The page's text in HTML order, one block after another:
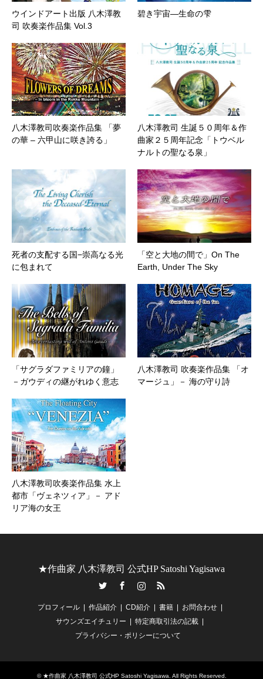
ウインドアート出版 八木澤教
司 吹奏楽作品集 Vol.3
碧き宇宙―生命の雫
八木澤教司吹奏楽作品集 「夢
の華 – 六甲山に咲き誇る」
八木澤教司 生誕５０周年＆作
曲家２５周年記念「トウベル
ナルトの聖なる泉」
死者の支配する国−崇高なる光
に包まれて
「空と大地の間で」On The
Earth, Under The Sky
「サグラダファミリアの鐘」
－ガウディの継がれゆく意志
八木澤教司 吹奏楽作品集 「オ
マージュ」－ 海の守り詩
八木澤教司吹奏楽作品集 水上
都市「ヴェネツィア」－ アド
リア海の女王
★作曲家 八木澤教司 公式HP Satoshi Yagisawa
RSS
プロフィール 作品紹介 CD紹介 書籍
お問合わせ
サウンズエイチュリー
特定商取引法の記載
プライバシー・ポリシーについて
© ★作曲家 八木澤教司 公式HP Satoshi Yagisawa. All Rights Reserved.